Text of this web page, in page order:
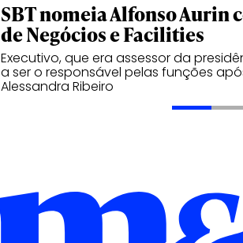
SBT nomeia Alfonso Aurin
de Negócios e Facilities
Executivo, que era assessor da
a ser o responsável pelas funções
Alessandra Ribeiro